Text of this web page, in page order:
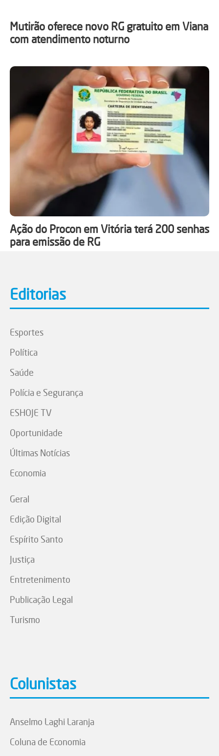
Mutirão oferece novo RG gratuito em Viana
com atendimento noturno
Ação do Procon em Vitória terá 200 senhas
para emissão de RG
Editorias
Esportes
Política
Saúde
Polícia e Segurança
ESHOJE TV
Oportunidade
Últimas Notícias
Economia
Geral
Edição Digital
Espírito Santo
Justiça
Entretenimento
Publicação Legal
Turismo
Colunistas
Anselmo Laghi Laranja
Coluna de Economia